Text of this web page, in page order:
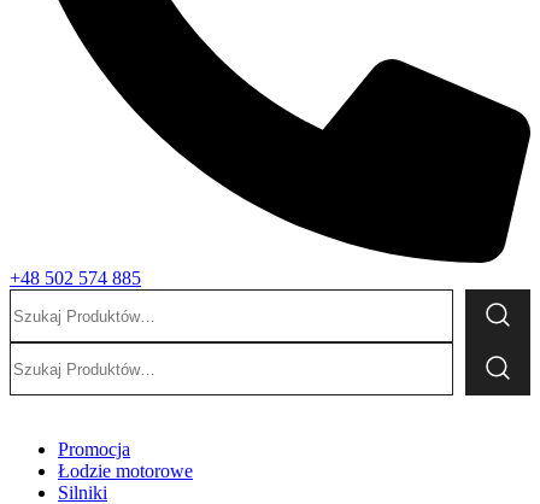
+48 502 574 885
Promocja
Łodzie motorowe
Silniki